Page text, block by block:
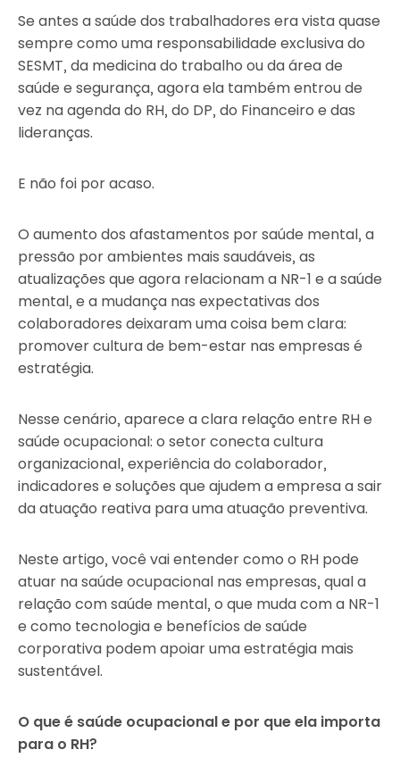
Se antes a saúde dos trabalhadores era vista quase
sempre como uma responsabilidade exclusiva do
SESMT, da medicina do trabalho ou da área de
saúde e segurança, agora ela também entrou de
vez na agenda do RH, do DP, do Financeiro e das
lideranças.
E não foi por acaso.
O aumento dos afastamentos por saúde mental, a
pressão por ambientes mais saudáveis, as
atualizações que agora relacionam a NR-1 e a saúde
mental, e a mudança nas expectativas dos
colaboradores deixaram uma coisa bem clara:
promover cultura de bem-estar nas empresas é
estratégia.
Nesse cenário, aparece a clara relação entre RH e
saúde ocupacional: o setor conecta cultura
organizacional, experiência do colaborador,
indicadores e soluções que ajudem a empresa a sair
da atuação reativa para uma atuação preventiva.
Neste artigo, você vai entender como o RH pode
atuar na saúde ocupacional nas empresas, qual a
relação com saúde mental, o que muda com a NR-1
e como tecnologia e benefícios de saúde
corporativa podem apoiar uma estratégia mais
sustentável.
O que é saúde ocupacional e por que ela importa
para o RH?